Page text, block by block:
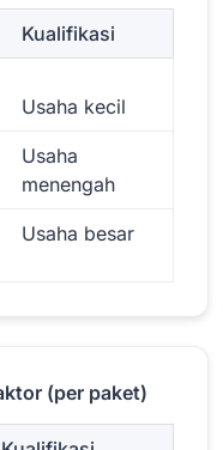
Kualifikasi
Usaha kecil
Usaha
menengah
Usaha besar
(per paket)